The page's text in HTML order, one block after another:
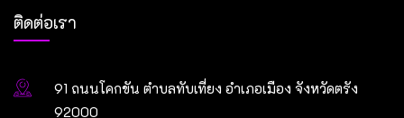
ติดต่อเรา
91 ถนนโคกขัน ตำบลทับเที่ยง อำเภอเมือง จังหวัดตรัง
92000